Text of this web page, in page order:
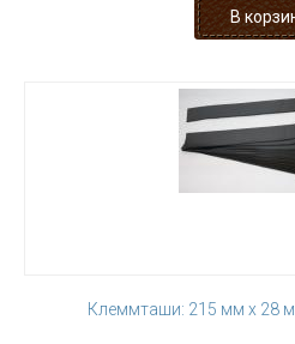
Клеммташи: 215 мм х 28